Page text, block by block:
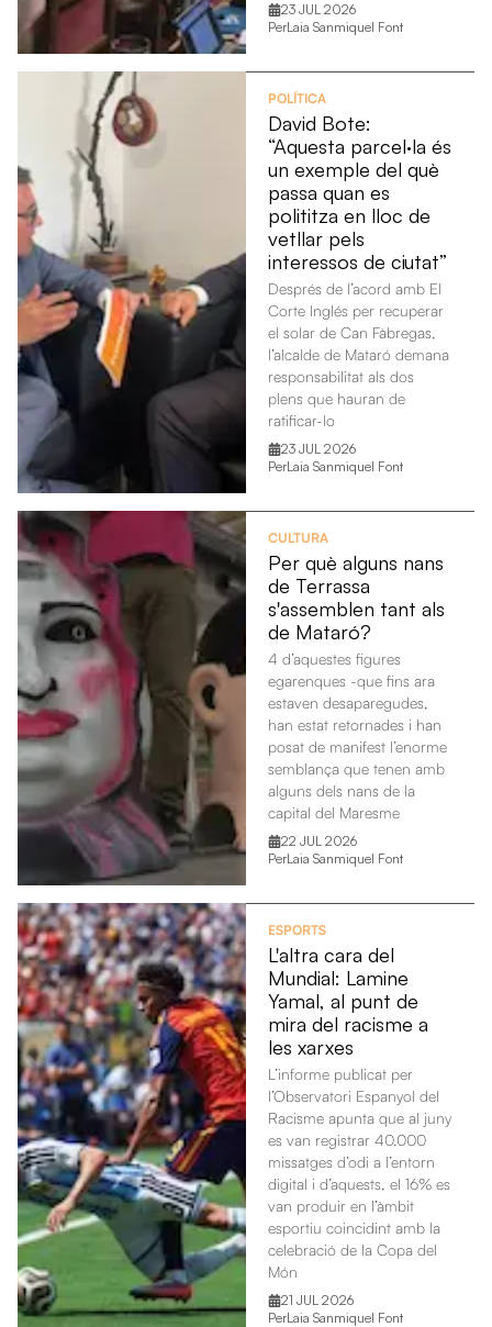
23 JUL 2026
PerLaia Sanmiquel Font
POLÍTICA
David Bote:
“Aquesta parcel·la és
un exemple del què
passa quan es
polititza en lloc de
vetllar pels
interessos de ciutat”
Després de l’acord amb El
Corte Inglés per recuperar
el solar de Can Fàbregas,
l’alcalde de Mataró demana
responsabilitat als dos
plens que hauran de
ratificar-lo
23 JUL 2026
PerLaia Sanmiquel Font
CULTURA
Per què alguns nans
de Terrassa
s'assemblen tant als
de Mataró?
4 d’aquestes figures
egarenques -que fins ara
estaven desaparegudes,
han estat retornades i han
posat de manifest l’enorme
semblança que tenen amb
alguns dels nans de la
capital del Maresme
22 JUL 2026
PerLaia Sanmiquel Font
ESPORTS
L'altra cara del
Mundial: Lamine
Yamal, al punt de
mira del racisme a
les xarxes
L’informe publicat per
l’Observatori Espanyol del
Racisme apunta que al juny
es van registrar 40.000
missatges d’odi a l’entorn
digital i d’aquests, el 16% es
van produir en l’àmbit
esportiu coincidint amb la
celebració de la Copa del
Món
21 JUL 2026
PerLaia Sanmiquel Font